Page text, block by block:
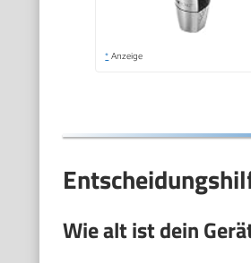
* Anzeige
Wie alt ist dein